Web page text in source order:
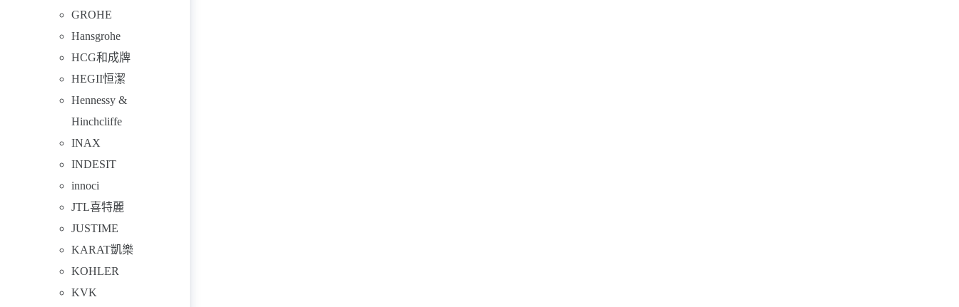
GROHE
Hansgrohe
HCG和成牌
HEGII恒潔
Hennessy &
Hinchcliffe
INAX
INDESIT
innoci
JTL喜特麗
JUSTIME
KARAT凱樂
KOHLER
KVK